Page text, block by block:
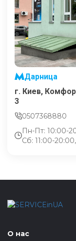
Дарница
г. Киев,
3
0507368880
Пн-Пт: 10:00-
Сб: 11:00-
О нас